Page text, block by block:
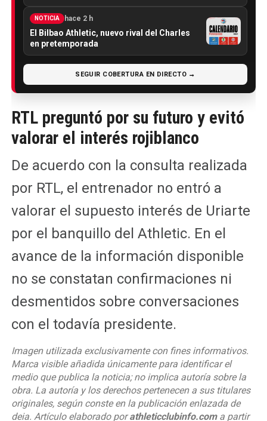
NOTICIA hace 2 h
El Bilbao Athletic, nuevo rival del Charles
en pretemporada
SEGUIR COBERTURA EN DIRECTO →
RTL preguntó por su futuro y evitó
valorar el interés rojiblanco
De acuerdo con la consulta realizada
por RTL, el entrenador no entró a
valorar el supuesto interés de Uriarte
por el banquillo del Athletic. En el
avance de la información disponible
no se constatan confirmaciones ni
desmentidos sobre conversaciones
con el todavía presidente.
Imagen utilizada exclusivamente con fines informativos.
Marca visible añadida únicamente para identificar el
medio que publica la noticia; no implica autoría sobre la
obra. La autoría y los derechos pertenecen a sus titulares
originales, según conste en la publicación enlazada de
deia. Artículo elaborado porathleticclubinfo.coma partir